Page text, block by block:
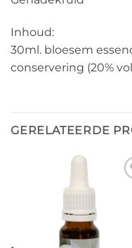
Inhoud:
30ml. bloesem
conservering (20%
GERELATEERDE